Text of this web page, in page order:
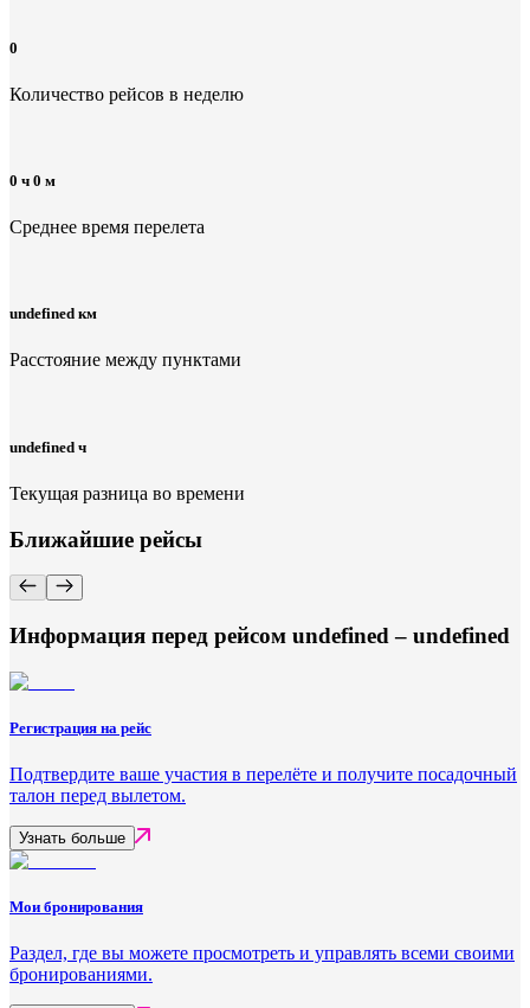
0
Количество рейсов в неделю
0 ч 0 м
Среднее время перелета
undefined км
Расстояние между пунктами
undefined ч
Текущая разница во времени
Ближайшие рейсы
Информация перед рейсом undefined – undefined
Регистрация на рейс
Подтвердите ваше участия в перелёте и получите посадочный
талон перед вылетом.
Узнать больше
Мои бронирования
Раздел, где вы можете просмотреть и управлять всеми своими
бронированиями.